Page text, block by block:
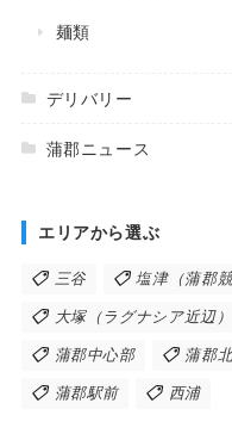
麺類
デリバリー
蒲郡ニュース
エリアから選ぶ
三谷 塩津（蒲郡
大塚（ラグナシア近辺）
蒲郡中心部 蒲郡
蒲郡駅前 西浦